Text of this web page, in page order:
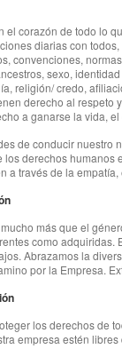
el corazón de todo lo
diarias con
convenciones,
sexo,
religión/ credo,
derecho al
a ganarse la vida,
de conducir
derechos
a través de la
más que el
como
Abrazamos la
por la Empresa.
los derechos de
empresa estén